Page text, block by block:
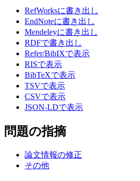
RefWorksに書き出し
EndNoteに書き出し
Mendeleyに書き出し
RDFで書き出し
Refer/BibIXで表示
RISで表示
BibTeXで表示
TSVで表示
CSVで表示
JSON-LDで表示
問題の指摘
論文情報の修正
その他